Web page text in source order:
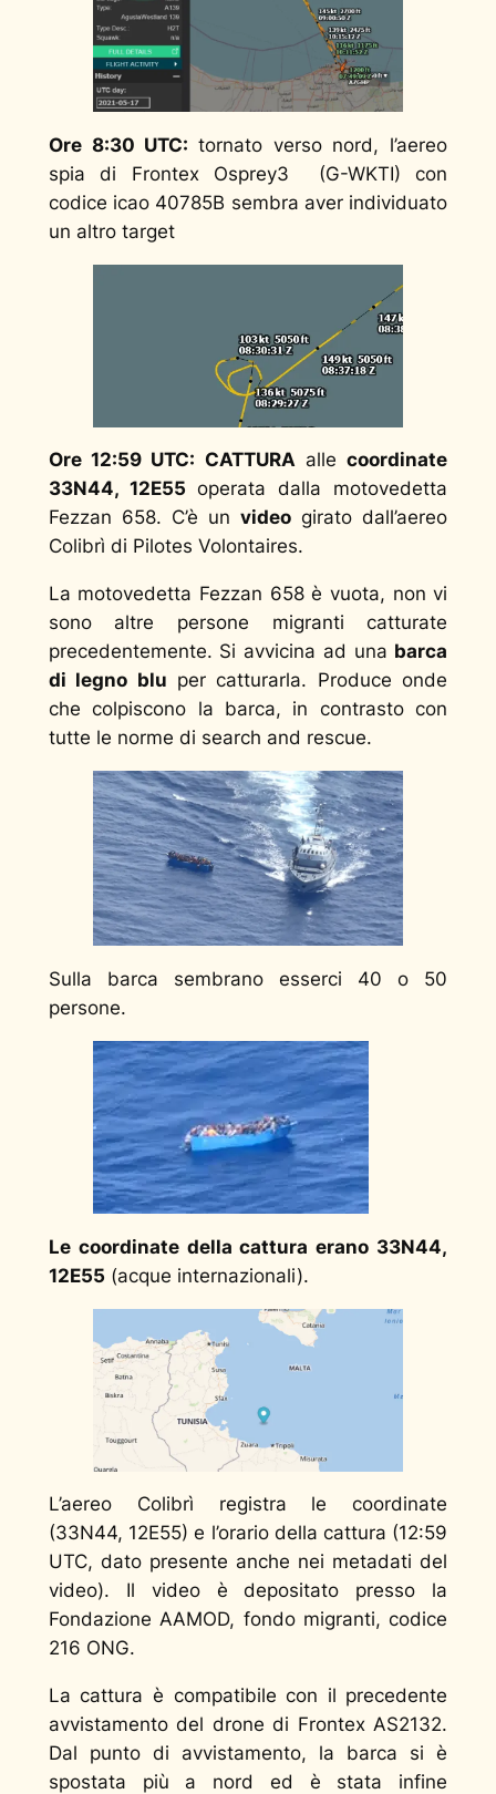
Ore 8:30 UTC: tornato verso nord, l’aereo
spia di Frontex Osprey3 (G-WKTI) con
codice icao 40785B sembra aver individuato
un altro target
Ore 12:59 UTC: CATTURAallecoordinate
33N44, 12E55 operata dalla motovedetta
Fezzan 658. C’è unvideo girato dall’aereo
Colibrì di Pilotes Volontaires.
La motovedetta Fezzan 658 è vuota, non vi
sono altre persone migranti catturate
precedentemente. Si avvicina ad una barca
di legno blu per catturarla. Produce onde
che colpiscono la barca, in contrasto con
tutte le norme di search and rescue.
Sulla barca sembrano esserci 40 o 50
persone.
Le coordinate della cattura erano 33N44,
12E55 (acque internazionali).
L’aereo Colibrì registra le coordinate
(33N44, 12E55) e l’orario della cattura (12:59
UTC, dato presente anche nei metadati del
video). Il video è depositato presso la
Fondazione AAMOD, fondo migranti, codice
216 ONG.
La cattura è compatibile con il precedente
avvistamento del drone di Frontex AS2132.
Dal punto di avvistamento, la barca si è
spostata più a nord ed è stata infine